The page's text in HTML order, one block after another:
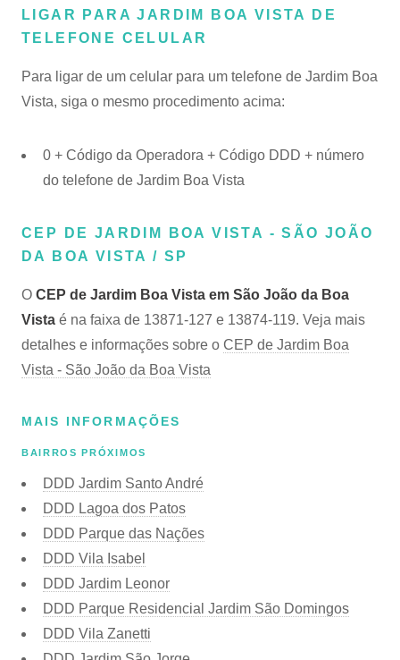
LIGAR PARA JARDIM BOA VISTA DE
TELEFONE CELULAR
Para ligar de um celular para um telefone de Jardim Boa
Vista, siga o mesmo procedimento acima:
0 + Código da Operadora + Código DDD + número
do telefone de Jardim Boa Vista
CEP DE JARDIM BOA VISTA - SÃO JOÃO
DA BOA VISTA / SP
O CEP de Jardim Boa Vista em São João da Boa
Vista é na faixa de 13871-127 e 13874-119. Veja mais
detalhes e informações sobre o CEP de Jardim Boa
Vista - São João da Boa Vista
MAIS INFORMAÇÕES
BAIRROS PRÓXIMOS
DDD Jardim Santo André
DDD Lagoa dos Patos
DDD Parque das Nações
DDD Vila Isabel
DDD Jardim Leonor
DDD Parque Residencial Jardim São Domingos
DDD Vila Zanetti